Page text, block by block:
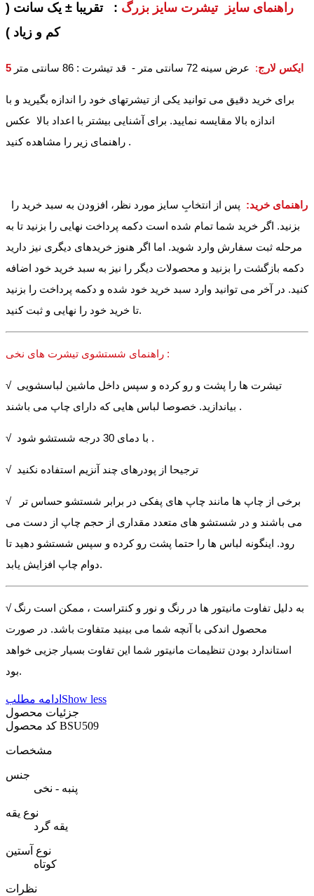
راهنمای سایز تیشرت سایز بزرگ : تقریبا ± یک سانت (
کم و زیاد )
5 ایکس لارج: عرض سینه 72 سانتی متر - قد تیشرت : 86 سانتی متر
برای خرید دقیق می توانید یکی از تیشرتهای خود را اندازه بگیرید و با
اندازه بالا مقایسه نمایید. برای آشنایی بیشتر با اعداد بالا عکس
راهنمای زیر را مشاهده کنید .
راهنمای خرید: پس از انتخابِ سایز مورد نظر، افزودن به سبد خرید را
بزنید. اگر خرید شما تمام شده است دکمه پرداخت نهایی را بزنید تا به
مرحله ثبت سفارش وارد شوید. اما اگر هنوز خریدهای دیگری نیز دارید
دکمه بازگشت را بزنید و محصولات دیگر را نیز به سبد خرید خود اضافه
کنید. در آخر می توانید وارد سبد خرید خود شده و دکمه پرداخت را بزنید
تا خرید خود را نهایی و ثبت کنید.
راهنمای شستشوی تیشرت های نخی :
√ تیشرت ها را پشت و رو کرده و سپس داخل ماشین لباسشویی
بیاندازید. خصوصا لباس هایی که دارای چاپ می باشند .
√ با دمای 30 درجه شستشو شود .
√ برخی از چاپ ها مانند چاپ های پفکی در برابر شستشو حساس تر
می باشند و در شستشو های متعدد مقداری از حجم چاپ از دست می
رود. اینگونه لباس ها را حتما پشت رو کرده و سپس شستشو دهید تا
دوام چاپ افزایش یابد.
√ به دلیل تفاوت مانیتور ها در رنگ و نور و کنتراست ، ممکن است رنگ
محصول اندکی با آنچه شما می بینید متفاوت باشد. در صورت
استاندارد بودن تنظیمات مانیتور شما این تفاوت بسیار جزیی خواهد
بود.
ادامه مطلب Show less
جزئیات محصول
BSU509
مشخصات
جنس
پنبه - نخی
نوع یقه
یقه گرد
نوع آستین
کوتاه
نظرات